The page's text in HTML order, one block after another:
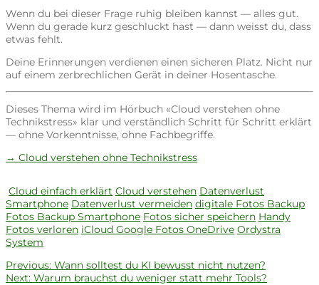
Wenn du bei dieser Frage ruhig bleiben kannst — alles gut.
Wenn du gerade kurz geschluckt hast — dann weisst du, dass
etwas fehlt.
Deine Erinnerungen verdienen einen sicheren Platz. Nicht nur
auf einem zerbrechlichen Gerät in deiner Hosentasche.
Dieses Thema wird im Hörbuch «Cloud verstehen ohne
Technikstress» klar und verständlich Schritt für Schritt erklärt
— ohne Vorkenntnisse, ohne Fachbegriffe.
→ Cloud verstehen ohne Technikstress
Cloud einfach erklärt Cloud verstehen Datenverlust
Smartphone Datenverlust vermeiden digitale Fotos Backup
Fotos Backup Smartphone Fotos sicher speichern Handy
Fotos verloren iCloud Google Fotos OneDrive Ordystra
System
Beitragsnavigation
Previous: Previous
post:
Wann solltest du KI bewusst nicht nutzen?
Next: Next
Warum brauchst du weniger statt mehr Tools?